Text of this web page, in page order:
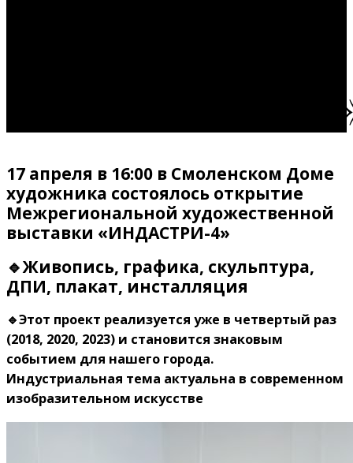
«ИНДАСТРИ-
17 апреля в 16:00 в Смоленском Доме
художника состоялось открытие
Межрегиональной художественной
выставки «ИНДАСТРИ-4»
🔹Живопись, графика, скульптура,
ДПИ, плакат, инсталляция
🔹Этот проект реализуется уже в четвертый раз
(2018, 2020, 2023) и становится знаковым
событием для нашего города.
Индустриальная тема актуальна в современном
изобразительном искусстве